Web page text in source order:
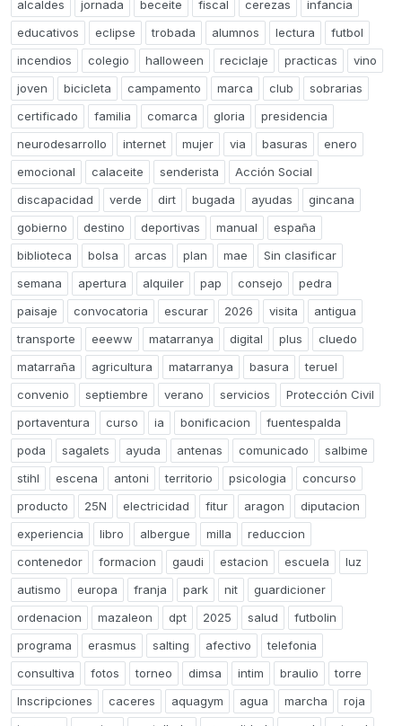
alcaldes jornada beceite fiscal cerezas
infancia
educativos
eclipse trobada alumnos lectura
futbol
incendios
colegio halloween reciclaje practicas
vino
joven
bicicleta campamento marca club
sobrarias
certificado
familia comarca gloria
presidencia
neurodesarrollo
internet mujer via basuras
enero
emocional
calaceite senderista
Acción Social
discapacidad
verde dirt bugada ayudas
gincana
gobierno
destino deportivas manual
españa
biblioteca
bolsa arcas plan mae
Sin clasificar
semana
apertura alquiler pap consejo
pedra
paisaje
convocatoria escurar 2026 visita
antigua
transporte
eeeww matarranya digital plus
cluedo
matarraña
agricultura matarranya basura
teruel
convenio
septiembre verano servicios
Protección Civil
portaventura
curso ia bonificacion
fuentespalda
poda
sagalets ayuda antenas comunicado
salbime
stihl
escena antoni territorio psicologia
concurso
producto
25N electricidad fitur aragon
diputacion
experiencia
libro albergue milla
reduccion
contenedor
formacion gaudi estacion escuela
luz
autismo
europa franja park nit
guardicioner
ordenacion
mazaleon dpt 2025 salud
futbolin
programa
erasmus salting afectivo
telefonia
consultiva
fotos torneo dimsa intim braulio
torre
Inscripciones
caceres aquagym agua marcha
roja